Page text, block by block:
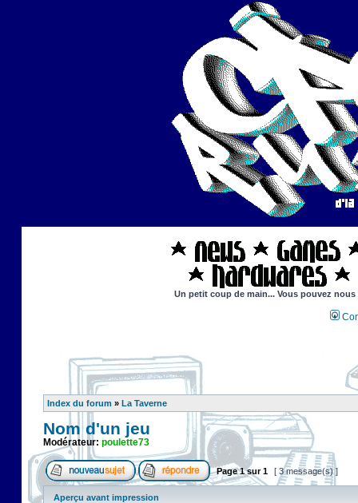
Un petit coup de main... Vous pouvez
Index du forum » La Taverne
Nom d'un jeu
Modérateur: poulette73
Page1sur1 [ 3 message(s) ]
Aperçu avant impression